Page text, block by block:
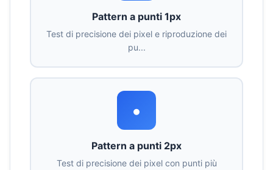
Pattern a punti 1px
Test di precisione dei pixel e riproduzione dei
pu...
•
Pattern a punti 2px
Test di precisione dei pixel con punti più